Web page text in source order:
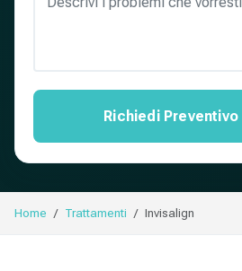
Richiedi
Home Trattamenti Invisalign